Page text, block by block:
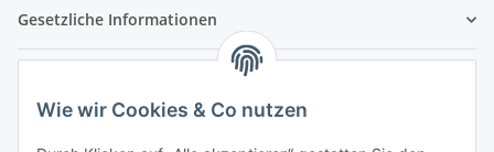
Wie wir Cookies & Co nutzen
Gesetzliche Informationen